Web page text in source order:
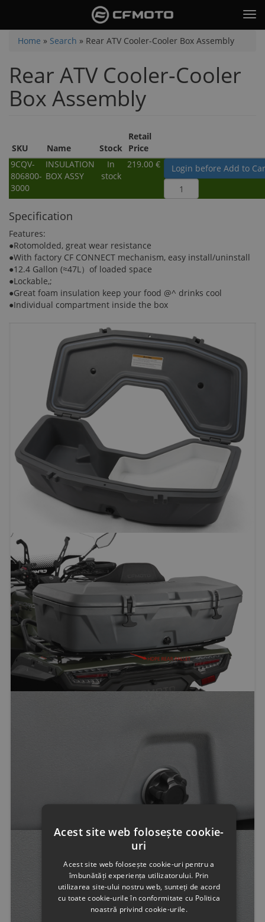
main
contentYou
here
Home » Search » Rear ATV Cooler-Cooler Box Assembly
Rear ATV Cooler-Cooler
Box Assembly
SKU Name Stock
Retail
Price
9CQV-
806800-
3000
INSULATION
BOX ASSY
In
stock
219.00 € Login before Add to
Specification
Features:
●Rotomolded, great wear resistance
●With factory CF CONNECT mechanism, easy install/uninstall
●12.4 Gallon (≈47L）of loaded space
●Lockable,;
●Great foam insulation keep your food @^ drinks cool
●Individual compartment inside the box
Acest site web folosește cookie-
uri
Acest site web folosește cookie-uri pentru a
îmbunătăți experiența utilizatorului. Prin
utilizarea site-ului nostru web, sunteți de acord
cu toate cookie-urile în conformitate cu Politica
noastră privind cookie-urile.